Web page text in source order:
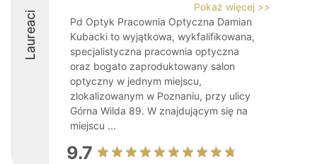
Laureaci
Pokaż więcej >>
Pd Optyk Pracownia Optyczna Damian
Kubacki to wyjątkowa, wykfalifikowana,
specjalistyczna pracownia optyczna
oraz bogato zaproduktowany salon
optyczny w jednym miejscu,
zlokalizowanym w Poznaniu, przy ulicy
Górna Wilda 89. W znajdującym się na
miejscu ...
9.7